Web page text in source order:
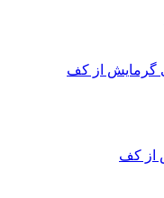
گرمایش از کف
از کف